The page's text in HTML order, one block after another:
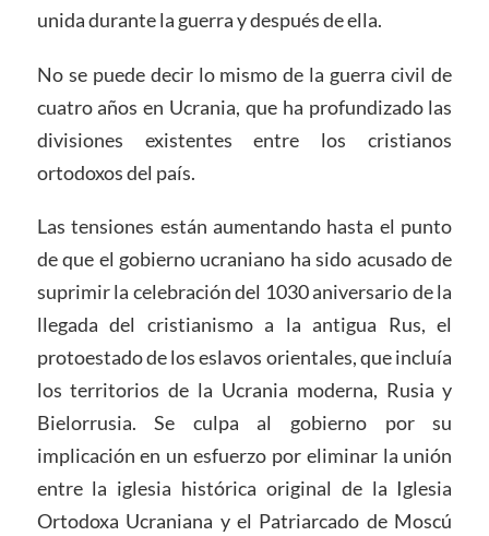
unida durante la guerra y después de ella.
No se puede decir lo mismo de la guerra civil de
cuatro años en Ucrania, que ha profundizado las
divisiones existentes entre los cristianos
ortodoxos del país.
Las tensiones están aumentando hasta el punto
de que el gobierno ucraniano ha sido acusado de
suprimir la celebración del 1030 aniversario de la
llegada del cristianismo a la antigua Rus, el
protoestado de los eslavos orientales, que incluía
los territorios de la Ucrania moderna, Rusia y
Bielorrusia. Se culpa al gobierno por su
implicación en un esfuerzo por eliminar la unión
entre la iglesia histórica original de la Iglesia
Ortodoxa Ucraniana y el Patriarcado de Moscú